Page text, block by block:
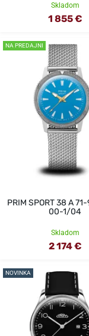
Skladom
1 855 €
NA PREDAJNI
PRIM SPORT 38 A
00-1/04
Skladom
2 174 €
NOVINKA